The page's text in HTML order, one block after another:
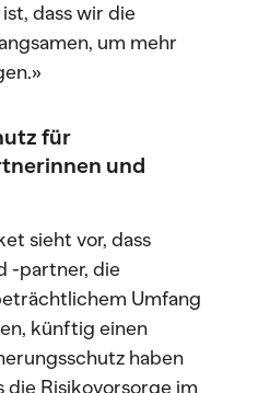
dass wir die
um mehr
für
und
sieht vor, dass
-partner, die
Umfang
künftig einen
haben
die Risikovorsorge im